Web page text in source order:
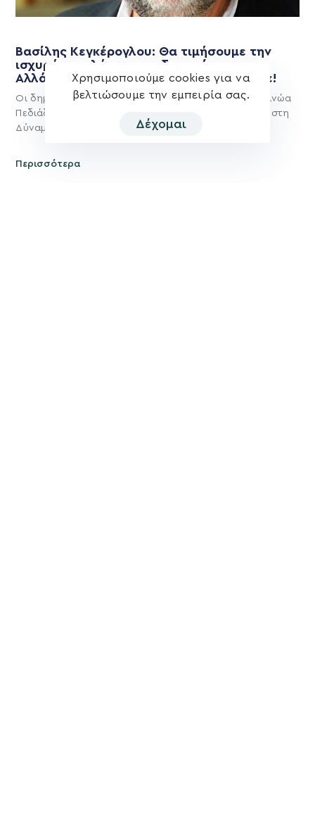
Βασίλης Κεγκέρογλου: Θα τιμήσουμε την
ισχυρή εντολή των συνδημοτών μας.
Αλλάζουμε – Προχωράμε – Δημιουργούμε!
Οι δημότες μίλησαν και αποφάσισαν για το Δήμο Μινώα
Πεδιάδας του μέλλοντος και έδωσαν ισχυρή εντολή στη
Δύναμη Προόδου και
Περισσότερα
Χρησιμοποιούμε cookies για να
βελτιώσουμε την εμπειρία σας.
Δέχομαι